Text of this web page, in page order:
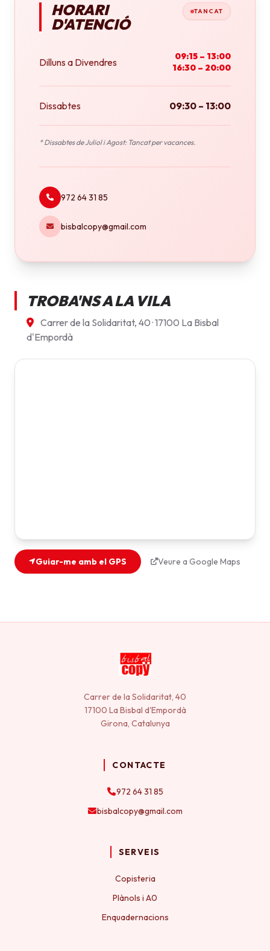
HORARI
D'ATENCIÓ
TANCAT
Dilluns a Divendres
09:15 – 13:00
16:30 – 20:00
Dissabtes 09:30 – 13:00
* Dissabtes de Juliol i Agost: Tancat per vacances.
972 64 31 85
bisbalcopy@gmail.com
TROBA'NS A LA VILA
Carrer de la Solidaritat, 40 · 17100 La Bisbal
d'Empordà
Guiar-me amb el GPS Veure a Google Maps
Carrer de la Solidaritat, 40
17100 La Bisbal d'Empordà
Girona, Catalunya
CONTACTE
972 64 31 85
bisbalcopy@gmail.com
SERVEIS
Copisteria
Plànols i A0
Enquadernacions